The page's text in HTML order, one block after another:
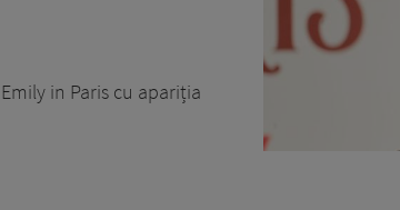
in Paris cu apariția